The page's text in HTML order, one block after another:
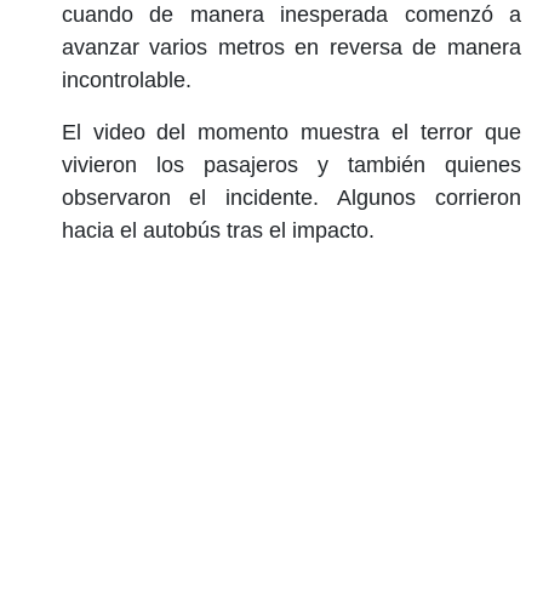
cuando de manera inesperada comenzó a
avanzar varios metros en reversa de manera
incontrolable.
El video del momento muestra el terror que
vivieron los pasajeros y también quienes
observaron el incidente. Algunos corrieron
hacia el autobús tras el impacto.